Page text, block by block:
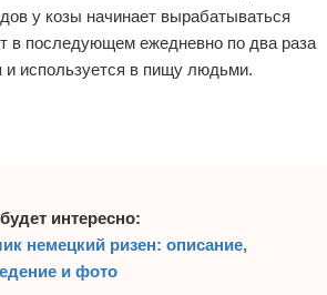
у козы начинает вырабатываться
в последующем ежедневно по два раза
и используется в пищу людьми.
интересно:
немецкий ризен: описание,
и фото